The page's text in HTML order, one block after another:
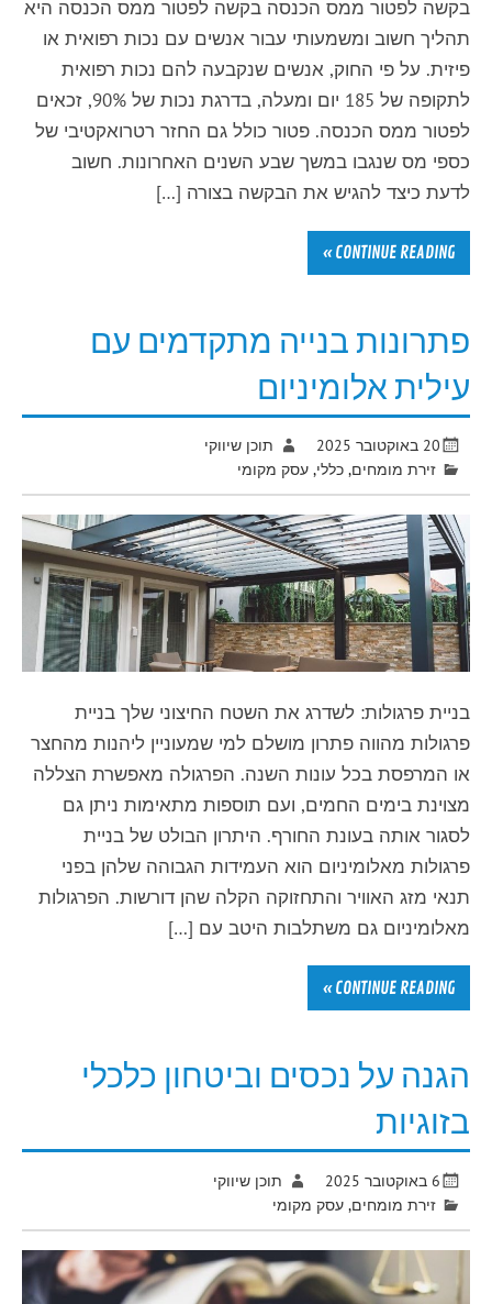
בקשה לפטור ממס הכנסה בקשה לפטור ממס הכנסה היא
תהליך חשוב ומשמעותי עבור אנשים עם נכות רפואית או
פיזית. על פי החוק, אנשים שנקבעה להם נכות רפואית
לתקופה של 185 יום ומעלה, בדרגת נכות של 90%, זכאים
לפטור ממס הכנסה. פטור כולל גם החזר רטרואקטיבי של
כספי מס שנגבו במשך שבע השנים האחרונות. חשוב
לדעת כיצד להגיש את הבקשה בצורה […]
CONTINUE READING »
פתרונות בנייה מתקדמים עם
עילית אלומיניום
20 באוקטובר 2025
תוכן שיווקי
זירת מומחים,כללי,עסק מקומי
בניית פרגולות: לשדרג את השטח החיצוני שלך בניית
פרגולות מהווה פתרון מושלם למי שמעוניין ליהנות מהחצר
או המרפסת בכל עונות השנה. הפרגולה מאפשרת הצללה
מצוינת בימים החמים, ועם תוספות מתאימות ניתן גם
לסגור אותה בעונת החורף. היתרון הבולט של בניית
פרגולות מאלומיניום הוא העמידות הגבוהה שלהן בפני
תנאי מזג האוויר והתחזוקה הקלה שהן דורשות. הפרגולות
מאלומיניום גם משתלבות היטב עם […]
CONTINUE READING »
הגנה על נכסים וביטחון כלכלי
בזוגיות
6 באוקטובר 2025
תוכן שיווקי
זירת מומחים,עסק מקומי